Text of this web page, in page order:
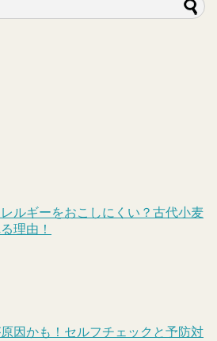
ルギーをおこしにくい？古代小麦
理由！
因かも！セルフチェックと予防対